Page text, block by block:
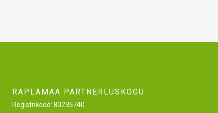
RAPLAMAA PARTNERLUSKOGU
Registrikood: 80235740